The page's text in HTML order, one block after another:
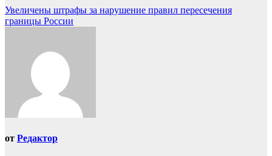
Увеличены штрафы за нарушение правил пересечения
границы России
от Редактор